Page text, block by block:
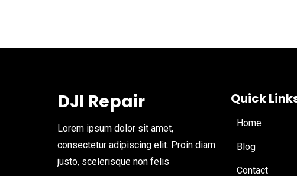
DJI Repair
Lorem ipsum dolor sit amet,
consectetur adipiscing elit. Proin diam
justo, scelerisque non felis
Quick
Home
Blog
Contact